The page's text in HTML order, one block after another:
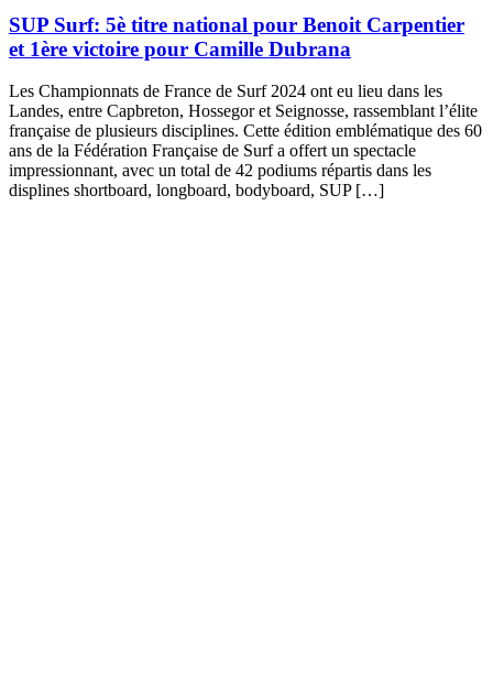
SUP Surf: 5è titre national pour Benoit Carpentier
et 1ère victoire pour Camille Dubrana
Les Championnats de France de Surf 2024 ont eu lieu dans les
Landes, entre Capbreton, Hossegor et Seignosse, rassemblant l’élite
française de plusieurs disciplines. Cette édition emblématique des 60
ans de la Fédération Française de Surf a offert un spectacle
impressionnant, avec un total de 42 podiums répartis dans les
displines shortboard, longboard, bodyboard, SUP […]